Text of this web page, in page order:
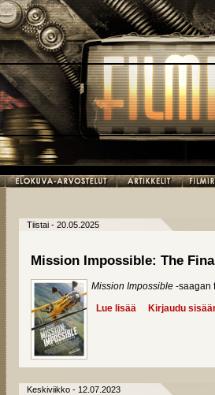
Tiistai - 20.05.2025
Mission Impossible: The
Mission Impossible -saagan
Lue lisää about Mission
Kirjaudu
Keskiviikko - 12.07.2023